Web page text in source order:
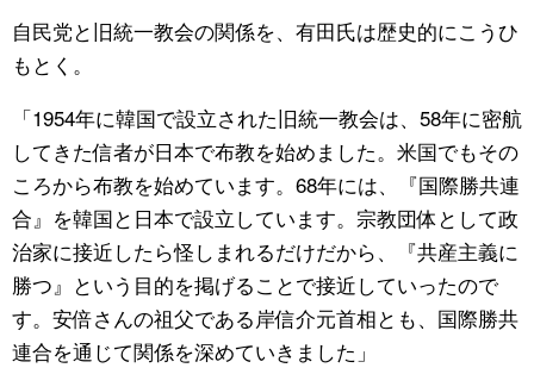
自民党と旧統一教会の関係を、有田氏は歴史的にこうひ
もとく。
「1954年に韓国で設立された旧統一教会は、58年に密航
してきた信者が日本で布教を始めました。米国でもその
ころから布教を始めています。68年には、『国際勝共連
合』を韓国と日本で設立しています。宗教団体として政
治家に接近したら怪しまれるだけだから、『共産主義に
勝つ』という目的を掲げることで接近していったので
す。安倍さんの祖父である岸信介元首相とも、国際勝共
連合を通じて関係を深めていきました」